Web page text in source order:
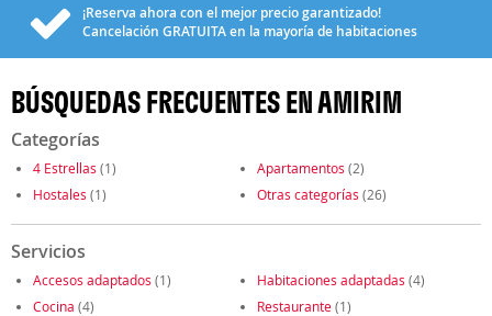
¡Reserva ahora con el mejor precio garantizado!
Cancelación GRATUITAen la mayoría de habitaciones
BÚSQUEDAS FRECUENTES EN AMIRIM
Categorías
4 Estrellas (1) Apartamentos (2)
Hostales (1) Otras categorías (26)
Servicios
Accesos adaptados (1) Habitaciones adaptadas (4)
Cocina (4) Restaurante(1)